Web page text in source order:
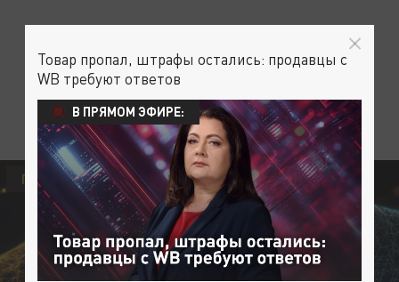
ПОЛИТИКА УКРАИНА КРЫМ
Товар пропал, штрафы остались: продавцы с
WB требуют ответов
В ПРЯМОМ ЭФИРЕ: